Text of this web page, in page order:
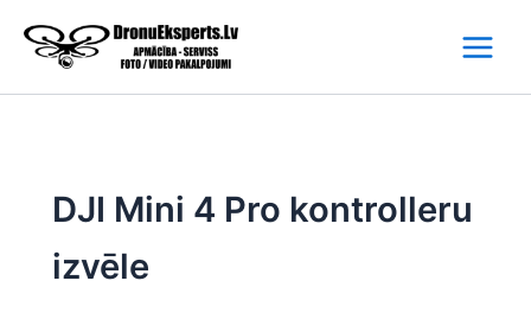
content
DJI Mini 4 Pro kontrolleru
izvēle